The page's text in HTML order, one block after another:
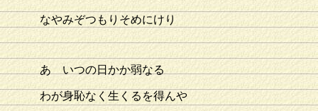
なやみぞつもりそめにけり
あゝいつの日かか弱なる
わが身恥なく生くるを得んや